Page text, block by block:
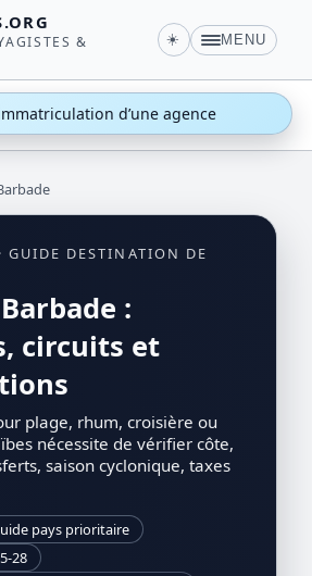
&
☀️ MENU
d’une agence
GUIDE DESTINATION DE
:
circuits et
plage, rhum, croisière ou
nécessite de vérifier côte,
saison cyclonique, taxes
pays prioritaire
28